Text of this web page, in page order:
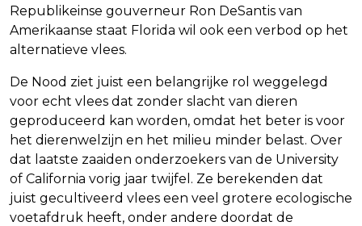
Republikeinse gouverneur Ron DeSantis van
Amerikaanse staat Florida wil ook een verbod op het
alternatieve vlees.
De Nood ziet juist een belangrijke rol weggelegd
voor echt vlees dat zonder slacht van dieren
geproduceerd kan worden, omdat het beter is voor
het dierenwelzijn en het milieu minder belast. Over
dat laatste zaaiden onderzoekers van de University
of California vorig jaar twijfel. Ze berekenden dat
juist gecultiveerd vlees een veel grotere ecologische
voetafdruk heeft, onder andere doordat de